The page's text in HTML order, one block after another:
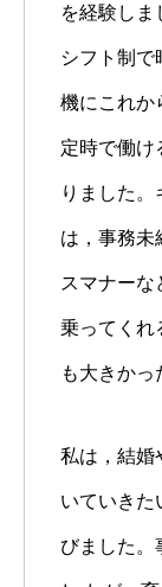
を経験しま
シフト制で
機にこれか
定時で働け
りました
は，事務未
スマナーな
乗ってくれ
も大きかっ
私は，結婚
いていきた
びました。